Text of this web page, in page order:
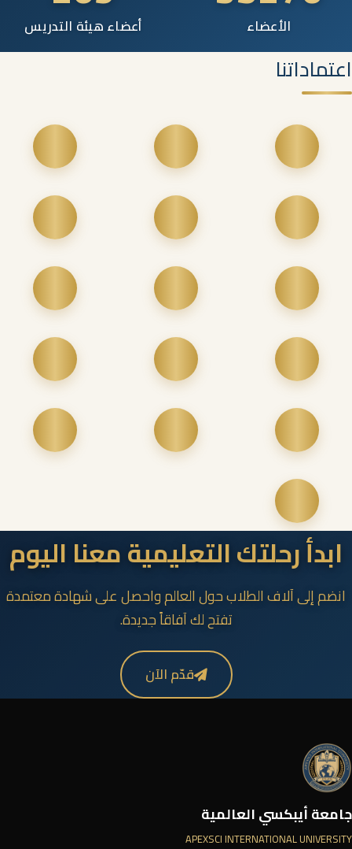
الأعضاء أعضاء هيئة التدريس
اعتماداتنا
ابدأ رحلتك التعليمية معنا اليوم
انضم إلى آلاف الطلاب حول العالم واحصل على شهادة معتمدة
تفتح لك آفاقاً جديدة.
قدّم الآن
جامعة أيبكسي العالمية
APEXSCI INTERNATIONAL UNIVERSITY